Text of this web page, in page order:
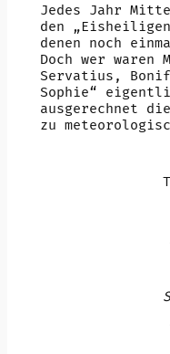
Jedes Jahr
den
denen noch
Doch wer waren
Servatius,
Sophie“
ausgerechnet
zu